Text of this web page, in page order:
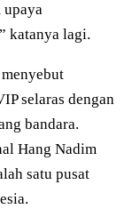
upaya
katanya lagi.
selaras dengan
bandara.
Hang Nadim
satu pusat